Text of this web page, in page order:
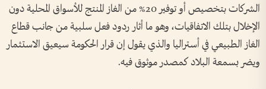
الشركات بتخصيص أو توفير 20% من الغاز المنتج للأسواق المحلية دون
الإخلال بتلك الاتفاقيات، وهو ما أثار ردود فعل سلبية من جانب قطاع
الغاز الطبيعي في أستراليا والذي يقول إن قرار الحكومة سيعيق الاستثمار
ويضر بسمعة البلاد كمصدر موثوق فيه.